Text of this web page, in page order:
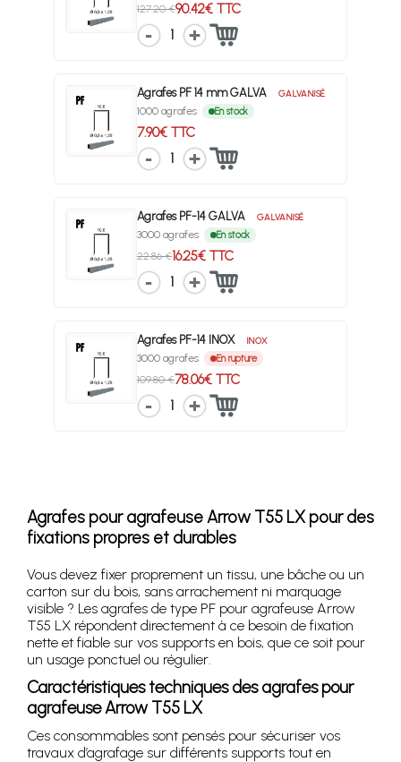
127.20 €90.42€ TTC
1
Agrafes PF 14 mm GALVA GALVANISÉ
1000 agrafes En stock
7.90€ TTC
1
Agrafes PF-14 GALVA GALVANISÉ
3000 agrafes En stock
22.86 €16.25€ TTC
1
Agrafes PF-14 INOX INOX
3000 agrafes En rupture
109.80 €78.06€ TTC
1
Agrafes pour agrafeuse Arrow T55 LX pour des
fixations propres et durables
Vous devez fixer proprement un tissu, une bâche ou un
carton sur du bois, sans arrachement ni marquage
visible ? Les agrafes de type PF pour agrafeuse Arrow
T55 LX répondent directement à ce besoin de fixation
nette et fiable sur vos supports en bois, que ce soit pour
un usage ponctuel ou régulier.
Caractéristiques techniques des agrafes pour
agrafeuse Arrow T55 LX
Ces consommables sont pensés pour sécuriser vos
travaux d’agrafage sur différents supports tout en